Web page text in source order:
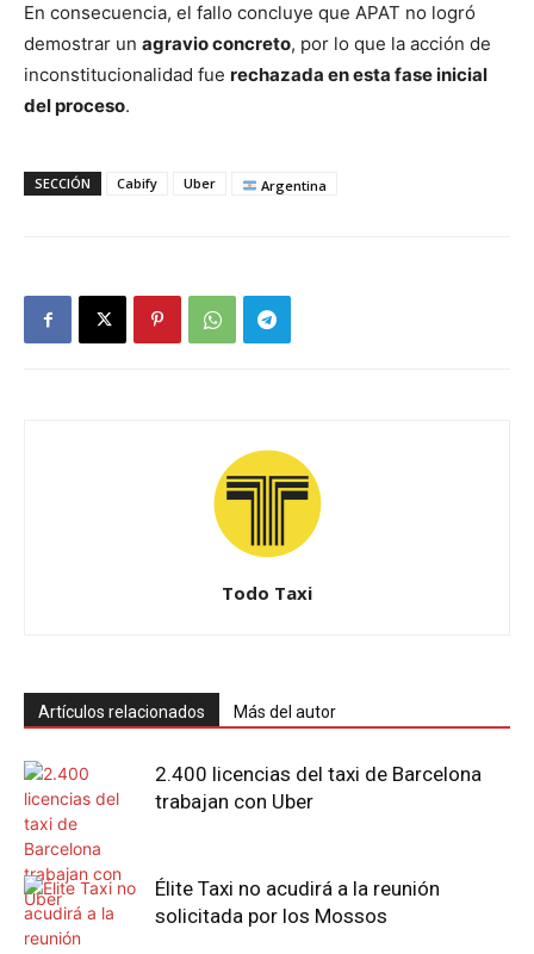
En consecuencia, el fallo concluye que APAT no logró
demostrar un agravio concreto, por lo que la acción de
inconstitucionalidad fue rechazada en esta fase inicial
del proceso.
SECCIÓN Cabify Uber Argentina
Todo Taxi
Artículos relacionados Más del autor
2.400 licencias del taxi de Barcelona
trabajan con Uber
Élite Taxi no acudirá a la reunión
solicitada por los Mossos